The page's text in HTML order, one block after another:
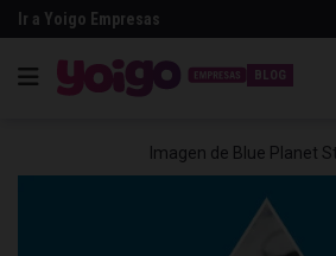
Ir a Yoigo Empresas
BLOG
Imagen de Blue Planet